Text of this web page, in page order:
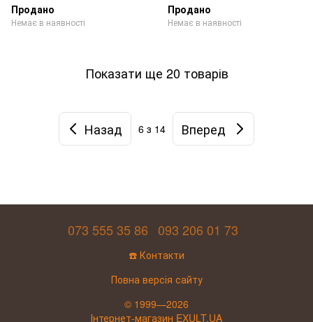
Продано
Немає в наявності
Продано
Немає в наявності
Показати ще 20 товарів
Назад 6 з 14 Вперед
073 555 35 86 093 206 01 73
☎️ Контакти
Повна версія сайту
© 1999—2026
Інтернет-магазин EXULT.UA